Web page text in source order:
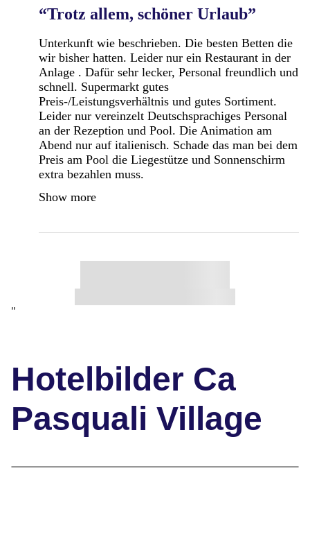
“Trotz allem, schöner Urlaub”
Unterkunft wie beschrieben. Die besten Betten die
wir bisher hatten. Leider nur ein Restaurant in der
Anlage . Dafür sehr lecker, Personal freundlich und
schnell. Supermarkt gutes
Preis-/Leistungsverhältnis und gutes Sortiment.
Leider nur vereinzelt Deutschsprachiges Personal
an der Rezeption und Pool. Die Animation am
Abend nur auf italienisch. Schade das man bei dem
Preis am Pool die Liegestütze und Sonnenschirm
extra bezahlen muss.
Show more
"
Hotelbilder Ca
Pasquali Village